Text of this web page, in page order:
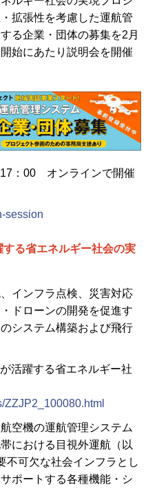
拡張性を考慮した運航管
る企業・団体の募集を2月
始にあたり説明会を開催
：00 オンラインで開催
session
する省エネルギー社会の実
インフラ点検、災害対応
ドローンの開発を促進す
システム構築および飛行
活躍する省エネルギー社
ZZJP2_100080.html
空機の運航管理システム
における目視外運航（以
不可欠な社会インフラとし
ポートする各種機能・シ